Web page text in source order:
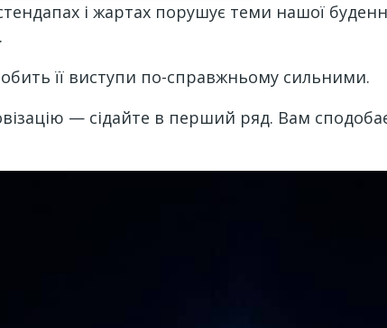
і жартах порушує теми нашої
її виступи по-справжньому сильними.
— сідайте в перший ряд. Вам